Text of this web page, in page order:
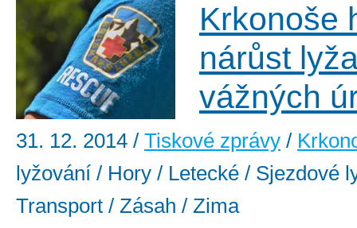
Krkonoše
nárůst
vážných
31. 12. 2014 / Tiskové zprávy /
lyžování / Hory / Letecké / Sjezdové
Transport / Zásah / Zima